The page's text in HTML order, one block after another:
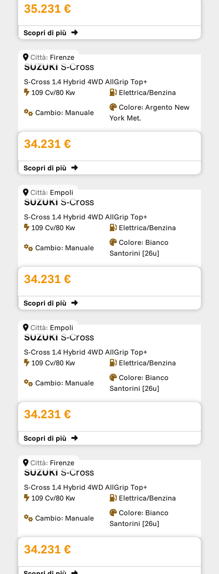
35.231 €
Scopri di più
Città: Firenze
SUZUKI S-Cross
S-Cross 1.4 Hybrid 4WD AllGrip Top+
109 Cv/80 Kw
Elettrica/Benzina
Cambio: Manuale
Colore: Argento New
York Met.
34.231 €
Scopri di più
Città: Empoli
SUZUKI S-Cross
S-Cross 1.4 Hybrid 4WD AllGrip Top+
109 Cv/80 Kw
Elettrica/Benzina
Cambio: Manuale
Colore: Bianco
Santorini [26u]
34.231 €
Scopri di più
Città: Empoli
SUZUKI S-Cross
S-Cross 1.4 Hybrid 4WD AllGrip Top+
109 Cv/80 Kw
Elettrica/Benzina
Cambio: Manuale
Colore: Bianco
Santorini [26u]
34.231 €
Scopri di più
Città: Firenze
SUZUKI S-Cross
S-Cross 1.4 Hybrid 4WD AllGrip Top+
109 Cv/80 Kw
Elettrica/Benzina
Cambio: Manuale
Colore: Bianco
Santorini [26u]
34.231 €